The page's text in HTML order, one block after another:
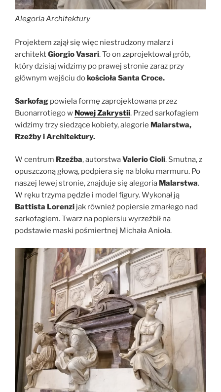
Alegoria Architektury
Projektem zajął się więc niestrudzony malarz i
architektGiorgio Vasari. To on zaprojektował grób,
który dzisiaj widzimy po prawej stronie zaraz przy
głównym wejściu dokościoła Santa Croce.
Sarkofag powiela formę zaprojektowana przez
Buonarrotiego w Nowej Zakrystii. Przed sarkofagiem
widzimy trzy siedzące kobiety, alegorie Malarstwa,
Rzeźby i Architektury.
W centrum Rzeźba, autorstwaValerio Cioli. Smutna, z
opuszczoną głową, podpiera się na bloku marmuru. Po
naszej lewej stronie, znajduje się alegoria Malarstwa.
W ręku trzyma pędzle i model figury. Wykonał ją
Battista Lorenzi jak również popiersie zmarłego nad
sarkofagiem. Twarz na popiersiu wyrzeźbił na
podstawie maski pośmiertnej Michała Anioła.